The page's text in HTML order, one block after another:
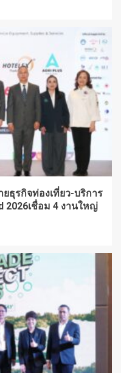
ธุรกิจท่องเที่ยว-บริการ
2026เชื่อม 4 งานใหญ่